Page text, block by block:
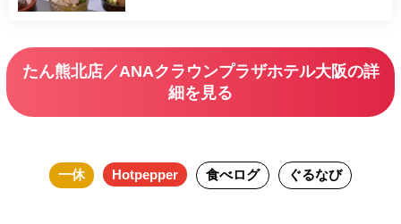
たん熊北店／ANAクラウンプラザホテル大阪の詳
細を見る
一休 Hotpepper 食べログ ぐるなび